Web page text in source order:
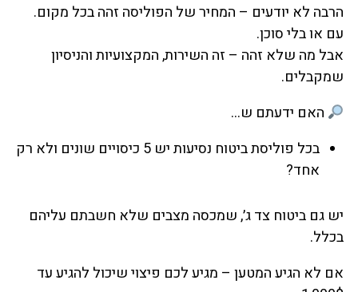
הרבה לא יודעים – המחיר של הפוליסה זהה בכל מקום.
עם או בלי סוכן.
אבל מה שלא זהה – זה השירות, המקצועיות והניסיון
שמקבלים.
האם ידעתם ש…
בכל פוליסת ביטוח נסיעות יש 5 כיסויים שונים ולא רק
אחד?
יש גם ביטוח צד ג׳, שמכסה מצבים שלא חשבתם עליהם
בכלל.
אם לא הגיע המטען – מגיע לכם פיצוי שיכול להגיע עד